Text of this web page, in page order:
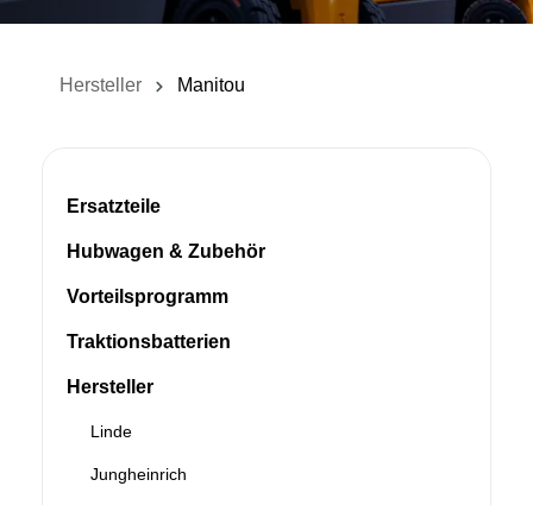
Hersteller Manitou
Ersatzteile
Hubwagen & Zubehör
Vorteilsprogramm
Traktionsbatterien
Hersteller
Linde
Jungheinrich